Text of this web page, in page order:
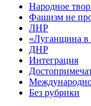
Народное
Фашизм не
ЛНР
«Луганщина в
ДНР
Интеграция
Без рубрики